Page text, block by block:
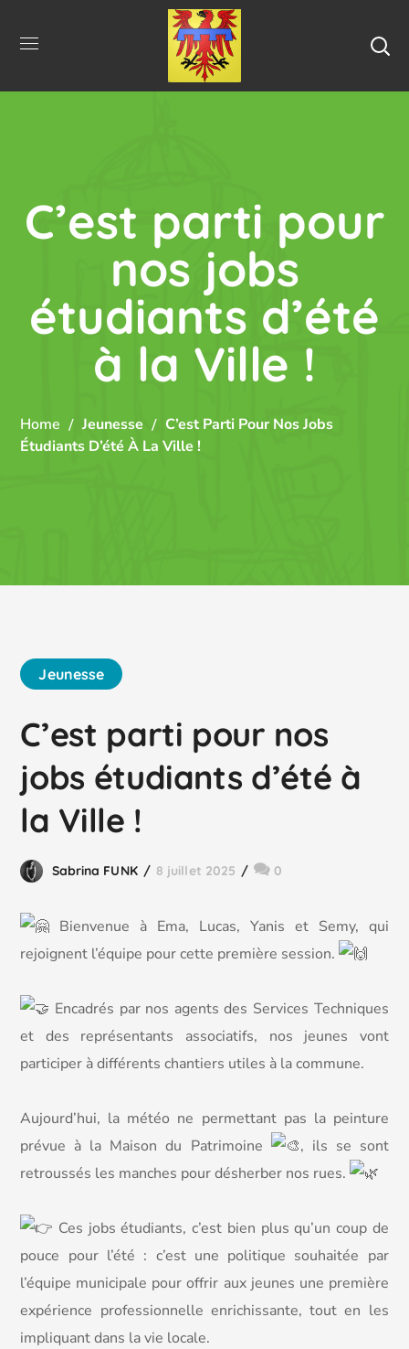
C’est parti pour
nos jobs
étudiants d’été
à la Ville !
Home Jeunesse
C’est Parti Pour Nos Jobs
Étudiants D’été À La Ville !
Jeunesse
C’est parti pour nos
jobs étudiants d’été à
la Ville !
Sabrina FUNK 8 juillet 2025 0
Bienvenue à Ema, Lucas, Yanis et Semy, qui
rejoignent l’équipe pour cette première session.
Encadrés par nos agents des Services Techniques
et des représentants associatifs, nos jeunes vont
participer à différents chantiers utiles à la commune.
Aujourd’hui, la météo ne permettant pas la peinture
prévue à la Maison du Patrimoine
, ils se sont
retroussés les manches pour désherber nos rues.
Ces jobs étudiants, c’est bien plus qu’un coup de
pouce pour l’été : c’est une politique souhaitée par
l’équipe municipale pour offrir aux jeunes une première
expérience professionnelle enrichissante, tout en les
impliquant dans la vie locale.